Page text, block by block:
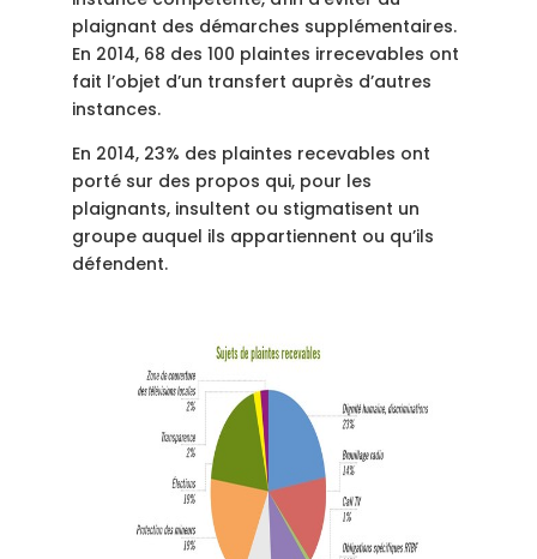
plaignant des démarches supplémentaires.
En 2014, 68 des 100 plaintes irrecevables ont
fait l’objet d’un transfert auprès d’autres
instances.
En 2014, 23% des plaintes recevables ont
porté sur des propos qui, pour les
plaignants, insultent ou stigmatisent un
groupe auquel ils appartiennent ou qu’ils
défendent.